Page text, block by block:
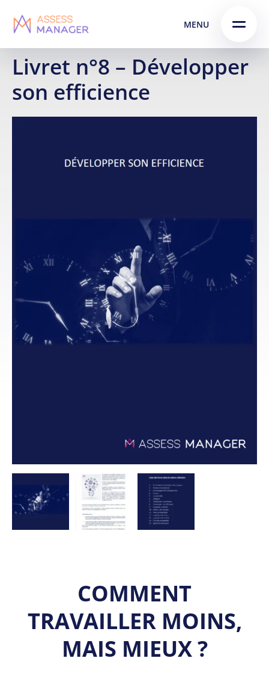
Skip
to
Skip to
content
MENU
Livret n°8 – Développer
son efficience
COMMENT
TRAVAILLER MOINS,
MAIS MIEUX ?